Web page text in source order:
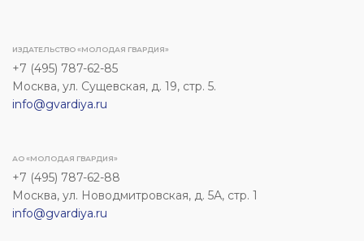
ИЗДАТЕЛЬСТВО «МОЛОДАЯ ГВАРДИЯ»
+7 (495) 787-62-85
Москва, ул. Сущевская, д. 19, стр. 5.
info@gvardiya.ru
АО «МОЛОДАЯ ГВАРДИЯ»
+7 (495) 787-62-88
Москва, ул. Новодмитровская, д. 5А, стр. 1
info@gvardiya.ru